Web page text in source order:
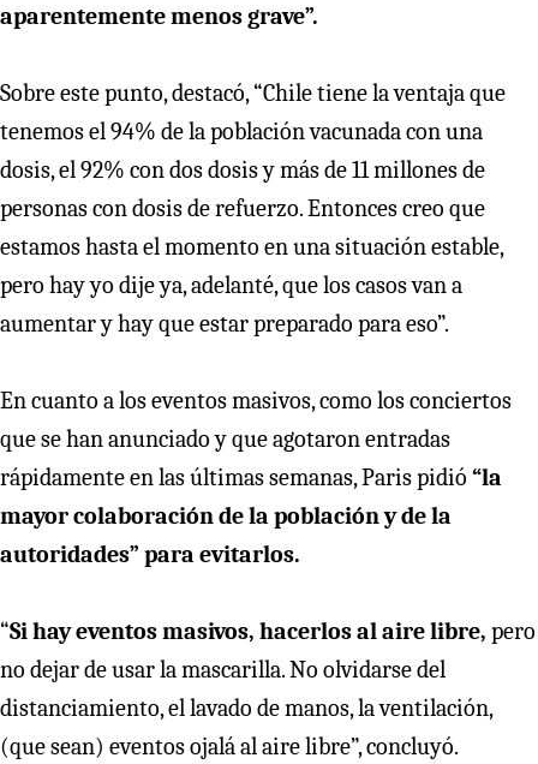
aparentemente menos grave”.
Sobre este punto, destacó, “Chile tiene la ventaja que
tenemos el 94% de la población vacunada con una
dosis, el 92% con dos dosis y más de 11 millones de
personas con dosis de refuerzo. Entonces creo que
estamos hasta el momento en una situación estable,
pero hay yo dije ya, adelanté, que los casos van a
aumentar y hay que estar preparado para eso”.
En cuanto a los eventos masivos, como los conciertos
que se han anunciado y que agotaron entradas
rápidamente en las últimas semanas, Paris pidió “la
mayor colaboración de la población y de la
autoridades” para evitarlos.
“Si hay eventos masivos, hacerlos al aire libre, pero
no dejar de usar la mascarilla. No olvidarse del
distanciamiento, el lavado de manos, la ventilación,
(que sean) eventos ojalá al aire libre”, concluyó.